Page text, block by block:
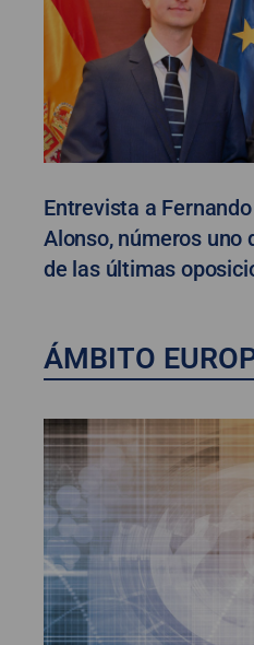
Entrevista a
Alonso, números uno
de las últimas
ÁMBITO